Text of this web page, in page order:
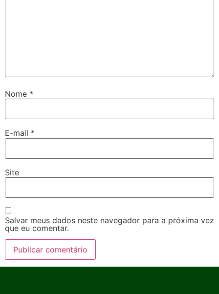
Nome *
E-mail *
Site
Salvar meus dados neste navegador para a próxima vez
que eu comentar.